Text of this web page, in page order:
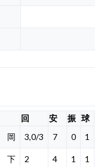
回 安 振 球
岡
3,0/3 7 0 1
下 2 4 1 1